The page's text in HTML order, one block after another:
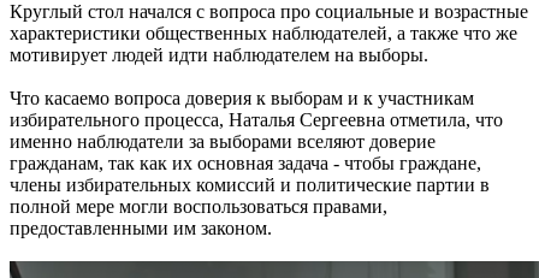
Круглый стол начался с вопроса про социальные и возрастные
характеристики общественных наблюдателей, а также что же
мотивирует людей идти наблюдателем на выборы.
Что касаемо вопроса доверия к выборам и к участникам
избирательного процесса, Наталья Сергеевна отметила, что
именно наблюдатели за выборами вселяют доверие
гражданам, так как их основная задача - чтобы граждане,
члены избирательных комиссий и политические партии в
полной мере могли воспользоваться правами,
предоставленными им законом.